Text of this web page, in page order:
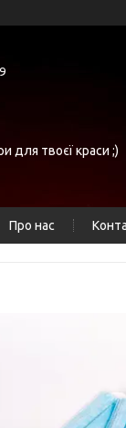
для твоєї краси ;)
Про нас